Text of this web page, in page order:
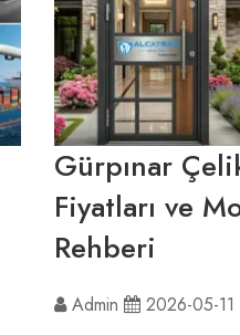
Gürpınar
Fiyatları ve
Rehberi
Admin 2026-05-